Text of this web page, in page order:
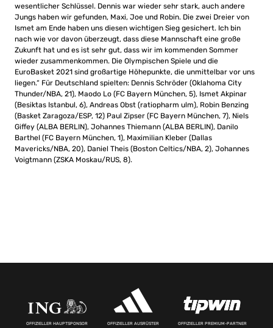
wesentlicher Schlüssel. Dennis war wieder sehr stark, auch andere
Jungs haben wir gefunden, Maxi, Joe und Robin. Die zwei Dreier von
Ismet am Ende haben uns diesen wichtigen Sieg gesichert. Ich bin
nach wie vor davon überzeugt, dass diese Mannschaft eine große
Zukunft hat und es ist sehr gut, dass wir im kommenden Sommer
wieder zusammenkommen. Die Olympischen Spiele und die
EuroBasket 2021 sind großartige Höhepunkte, die unmittelbar vor uns
liegen.“ Für Deutschland spielten: Dennis Schröder (Oklahoma City
Thunder/NBA, 21), Maodo Lo (FC Bayern München, 5), Ismet Akpinar
(Besiktas Istanbul, 6), Andreas Obst (ratiopharm ulm), Robin Benzing
(Basket Zaragoza/ESP, 12) Paul Zipser (FC Bayern München, 7), Niels
Giffey (ALBA BERLIN), Johannes Thiemann (ALBA BERLIN), Danilo
Barthel (FC Bayern München, 1), Maximilian Kleber (Dallas
Mavericks/NBA, 20), Daniel Theis (Boston Celtics/NBA, 2), Johannes
Voigtmann (ZSKA Moskau/RUS, 8).
OFFIZIELLER HAUPTSPONSOR OFFIZIELLER AUSRÜSTER OFFIZIELLER PREMIUM-PARTNER